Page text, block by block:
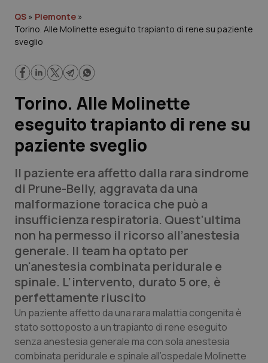
Governo e Parlamento
Regioni e Asl
Lavoro e Professioni
Scienza e Farmaci
Studi e Analisi
Lettere al direttore
Edizioni Regionali
QS Pro
Professionisti Sanitari.AI
Abruzzo
Basilicata
QS Pro Gold
Artrite & artrosi
QS Club Newsletter
QS » Piemonte »
Torino. Alle Molinette eseguito trapianto di rene su paziente
sveglio
Torino. Alle Molinette
eseguito trapianto di rene su
paziente sveglio
Il paziente era affetto dalla rara sindrome
di Prune-Belly, aggravata da una
malformazione toracica che può a
insufficienza respiratoria. Quest’ultima
non ha permesso il ricorso all’anestesia
generale. Il team ha optato per
un'anestesia combinata peridurale e
spinale. L’intervento, durato 5 ore, è
perfettamente riuscito
Un paziente affetto da una rara malattia congenita è
stato sottoposto a un trapianto di rene eseguito
senza anestesia generale ma con sola anestesia
combinata peridurale e spinale all’ospedale Molinette